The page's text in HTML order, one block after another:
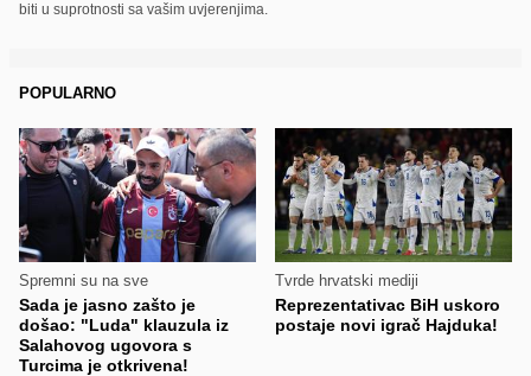
biti u suprotnosti sa vašim uvjerenjima.
POPULARNO
Spremni su na sve
Sada je jasno zašto je
došao: "Luda" klauzula iz
Salahovog ugovora s
Turcima je otkrivena!
Tvrde hrvatski mediji
Reprezentativac BiH uskoro
postaje novi igrač Hajduka!